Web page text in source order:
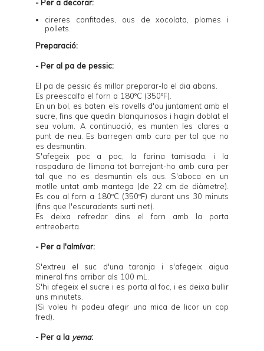
- Per a decorar:
cireres confitades, ous de xocolata , plomes i
pollets.
Preparació:
- Per al pa de pessic:
El pa de pessic és millor preparar-lo el dia abans.
Es preescalfa el forn a 180ºC (350ºF).
En un bol, es baten els rovells d'ou juntament amb el
sucre, fins que quedin blanquinosos i hagin doblat el
seu volum. A continuació, es munten les clares a
punt de neu. Es barregen amb cura per tal que no
es desmuntin.
S'afegeix poc a poc, la farina tamisada, i la
raspadura de llimona tot barrejant-ho amb cura per
tal que no es desmuntin els ous. S'aboca en un
motlle untat amb mantega (de 22 cm de diàmetre).
Es cou al forn a 180ºC (350ºF) durant uns 30 minuts
(fins que l'escuradents surti net).
Es deixa refredar dins el forn amb la porta
entreoberta.
- Per a l'almívar:
S'extreu el suc d'una taronja i s'afegeix aigua
mineral fins arribar als 100 mL.
S'hi afegeix el sucre i es porta al foc, i es deixa bullir
uns minutets.
(Si voleu hi podeu afegir una mica de licor un cop
fred).
- Per a la yema: